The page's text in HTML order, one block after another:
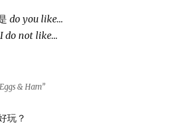
do you like…
I do not like…
& Ham”
玩？